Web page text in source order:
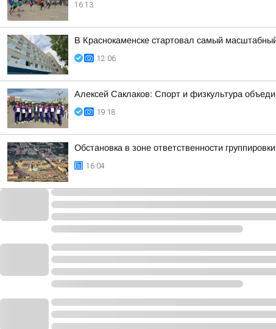
16:13
В Краснокаменске стартовал самый
12:06
Алексей Саклаков: Спорт и физкультура
19:18
Обстановка в зоне ответственности
16:04